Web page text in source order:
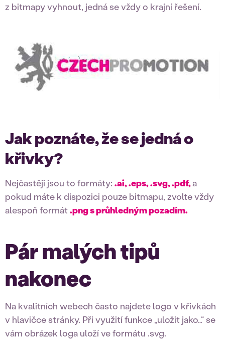
z bitmapy vyhnout, jedná se vždy o krajní řešení.
Jak poznáte, že se jedná o
křivky?
Nejčastěji jsou to formáty:.ai, .eps, .svg, .pdf,a
pokud máte k dispozici pouze bitmapu, zvolte vždy
alespoň formát.png s průhledným pozadím.
Pár malých tipů
nakonec
Na kvalitních webech často najdete logo v křivkách
v hlavičce stránky. Při využití funkce „uložit jako…“ se
vám obrázek loga uloží ve formátu .svg.